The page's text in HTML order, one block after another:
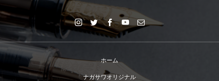
ホーム
ナガサワオリジナル